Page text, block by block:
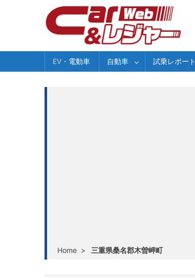
EV・電動車 自動車 試乗レポート
Home > 三重県桑名郡木曽岬町